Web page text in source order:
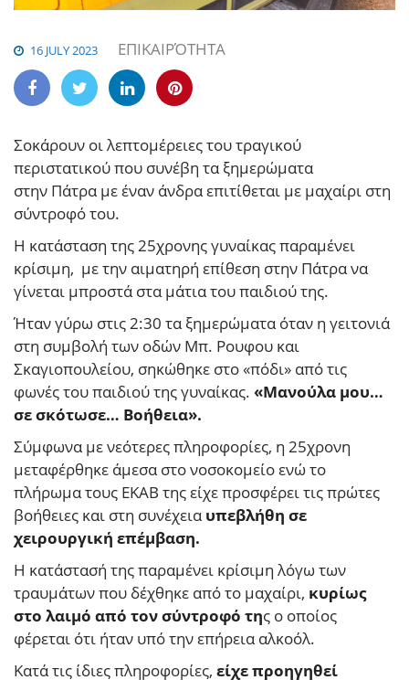
16 JULY 2023 ΕΠΙΚΑΙΡΌΤΗΤΑ
Σοκάρουν οι λεπτομέρειες του τραγικού
περιστατικού που συνέβη τα ξημερώματα
στην Πάτρα με έναν άνδρα επιτίθεται με μαχαίρι στη
σύντροφό του.
Η κατάσταση της 25χρονης γυναίκας παραμένει
κρίσιμη, με την αιματηρή επίθεση στην Πάτρα να
γίνεται μπροστά στα μάτια του παιδιού της.
Ήταν γύρω στις 2:30 τα ξημερώματα όταν η γειτονιά
στη συμβολή των οδών Μπ. Ρουφου και
Σκαγιοπουλείου, σηκώθηκε στο «πόδι» από τις
φωνές του παιδιού της γυναίκας. «Μανούλα μου…
σε σκότωσε… Βοήθεια».
Σύμφωνα με νεότερες πληροφορίες, η 25χρονη
μεταφέρθηκε άμεσα στο νοσοκομείο ενώ το
πλήρωμα τους ΕΚΑΒ της είχε προσφέρει τις πρώτες
βοήθειες και στη συνέχειαυπεβλήθη σε
χειρουργική επέμβαση.
Η κατάστασή της παραμένει κρίσιμη λόγω των
τραυμάτων που δέχθηκε από το μαχαίρι, κυρίως
στο λαιμό από τον σύντροφό της ο οποίος
φέρεται ότι ήταν υπό την επήρεια αλκοόλ.
Κατά τις ίδιες πληροφορίες, είχε προηγηθεί